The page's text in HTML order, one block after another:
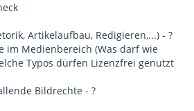
Artikelaufbau, Redigieren,...) - ?
im Medienbereich (Was darf wie
Typos dürfen Lizenzfrei genutzt
Bildrechte - ?